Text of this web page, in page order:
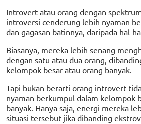
Introvert atau orang dengan
introversi cenderung lebih nyaman
dan gagasan batinnya, daripada hal-
Biasanya, mereka lebih senang
dengan satu atau dua orang,
kelompok besar atau orang banyak.
Tapi bukan berarti orang introvert
nyaman berkumpul dalam kelompok
banyak. Hanya saja, energi mereka
situasi tersebut jika dibanding